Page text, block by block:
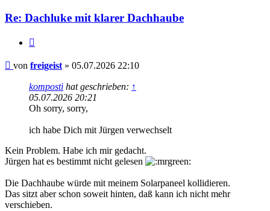
Re: Dachluke mit klarer Dachhaube
Beitrag
von freigeist » 05.07.2026 22:10
komposti hat geschrieben: ↑
05.07.2026 20:21
Oh sorry, sorry,
ich habe Dich mit Jürgen verwechselt
Kein Problem. Habe ich mir gedacht.
Jürgen hat es bestimmt nicht gelesen
Die Dachhaube würde mit meinem Solarpaneel kollidieren.
Das sitzt aber schon soweit hinten, daß kann ich nicht mehr
verschieben.